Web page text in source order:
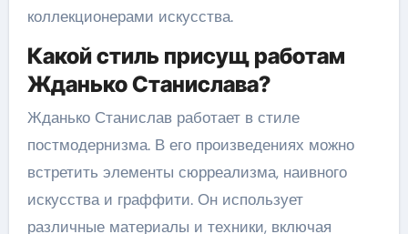
коллекционерами искусства.
Какой стиль присущ работам
Жданько Станислава?
Жданько Станислав работает в стиле
постмодернизма. В его произведениях можно
встретить элементы сюрреализма, наивного
искусства и граффити. Он использует
различные материалы и техники, включая